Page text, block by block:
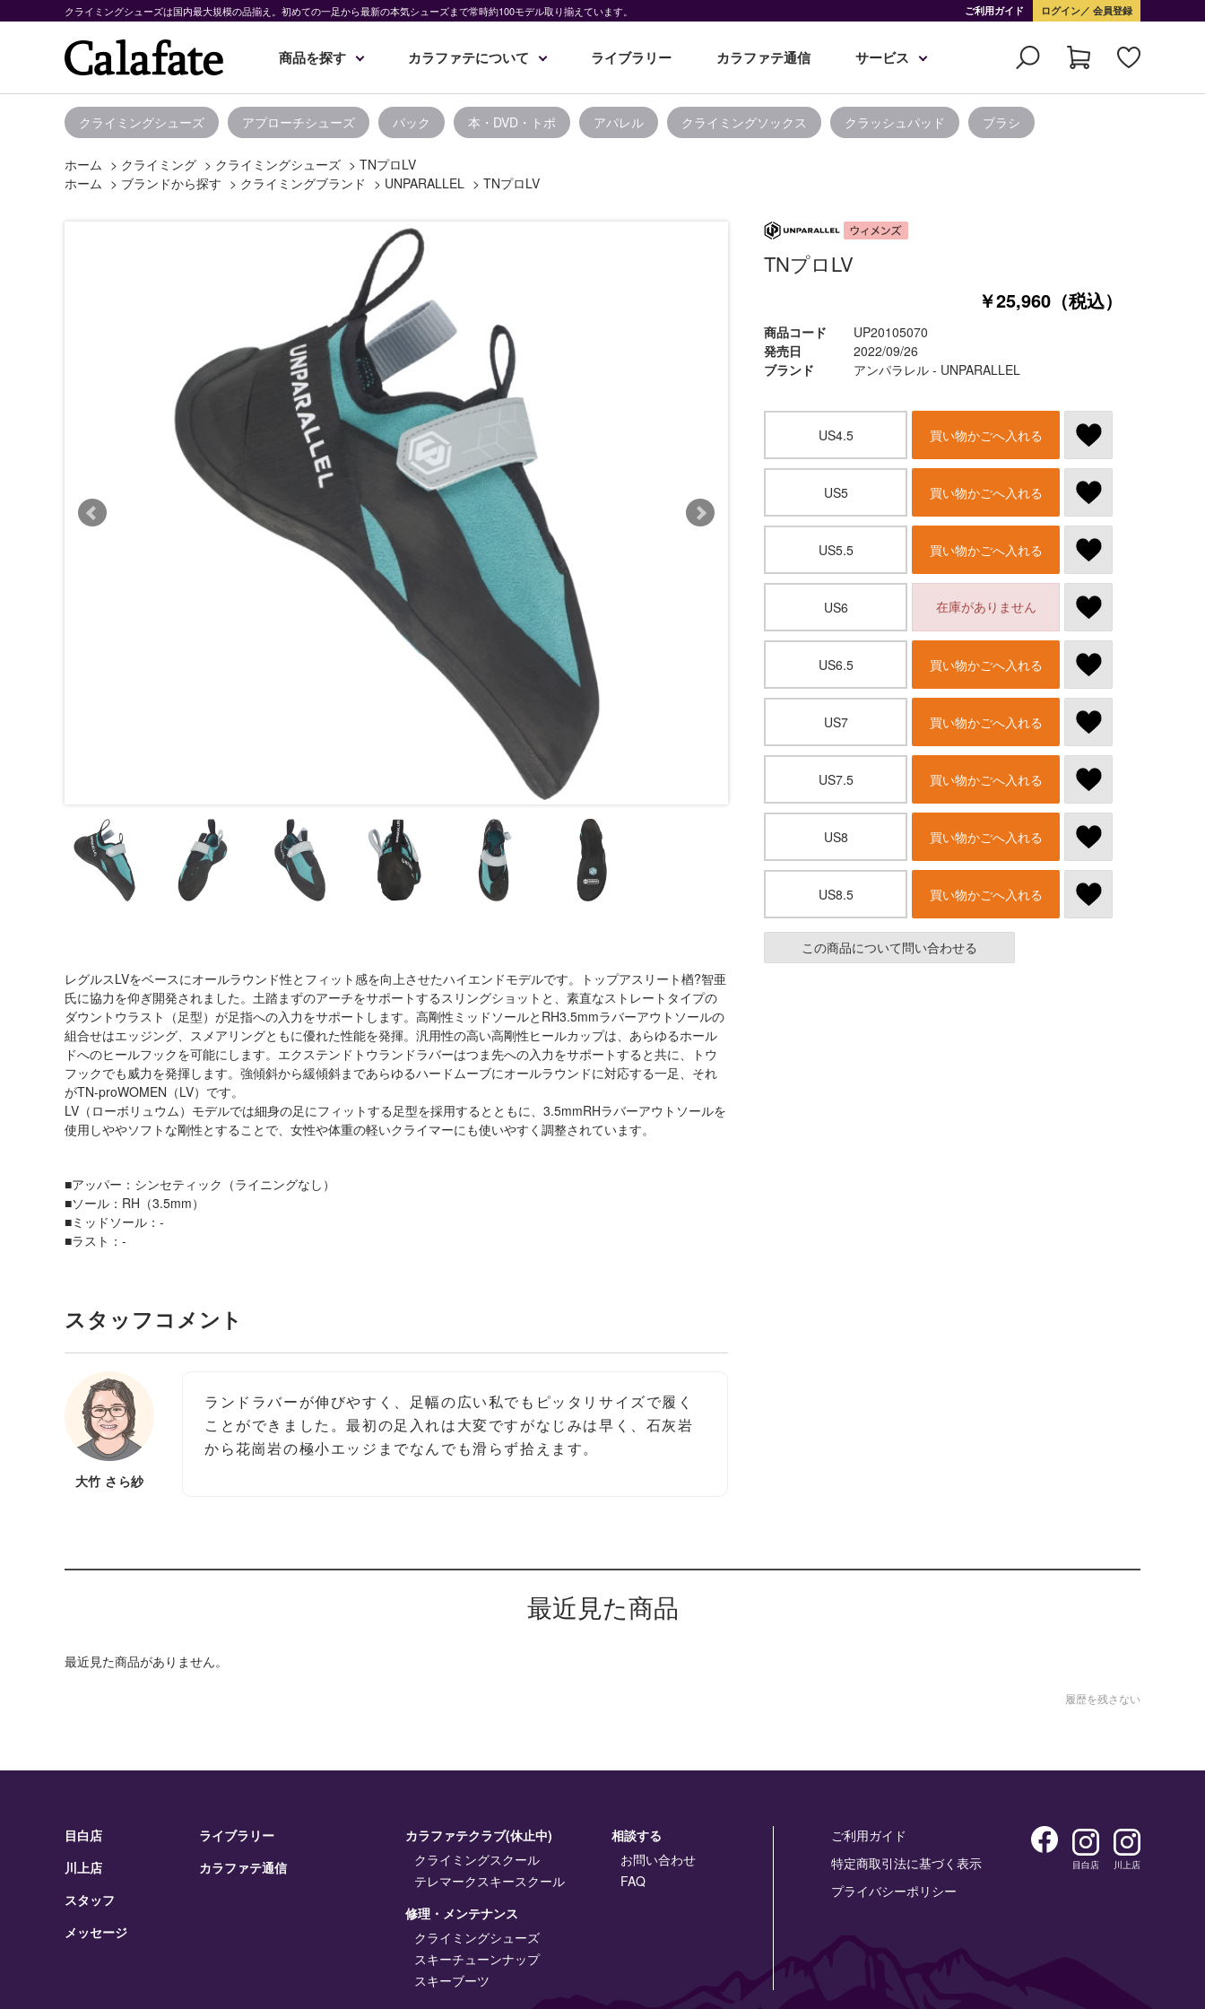
クライミングシューズは国内最大規模の品揃え。初めての一足から最新の本気シューズまで常時約100モデル取り揃えています。 ご利用ガイド ログイン 会員登録
商品を探す カラファテについて ライブラリー カラファテ通信 サービス
クライミングシューズ アプローチシューズ パック 本・DVD・トポ アパレル クライミングソックス クラッシュパッド ブラシ
ホーム > クライミング > クライミングシューズ > TNプロLV
ホーム > ブランドから探す > クライミングブランド > UNPARALLEL > TNプロLV
レグルスLVをベースにオールラウンド性とフィット感を向上させたハイエンドモデルです。トップアスリート楢?智亜
氏に協力を仰ぎ開発されました。土踏まずのアーチをサポートするスリングショットと、素直なストレートタイプの
ダウントウラスト（足型）が足指への入力をサポートします。高剛性ミッドソールとRH3.5mmラバーアウトソールの
組合せはエッジング、スメアリングともに優れた性能を発揮。汎用性の高い高剛性ヒールカップは、あらゆるホール
ドへのヒールフックを可能にします。エクステンドトウランドラバーはつま先への入力をサポートすると共に、トウ
フックでも威力を発揮します。強傾斜から緩傾斜まであらゆるハードムーブにオールラウンドに対応する一足、それ
がTN-proWOMEN（LV）です。
LV（ローボリュウム）モデルでは細身の足にフィットする足型を採用するとともに、3.5mmRHラバーアウトソールを
使用しややソフトな剛性とすることで、女性や体重の軽いクライマーにも使いやすく調整されています。
■アッパー：シンセティック（ライニングなし）
■ソール：RH（3.5mm）
■ミッドソール：-
■ラスト：-
スタッフコメント
大竹 さら紗
ランドラバーが伸びやすく、足幅の広い私でもピッタリサイズで履く
ことができました。最初の足入れは大変ですがなじみは早く、石灰岩
から花崗岩の極小エッジまでなんでも滑らず拾えます。
TNプロLV
￥25,960（税込）
商品コード
UP20105070
発売日
2022/09/26
ブランド
アンパラレル - UNPARALLEL
US4.5 買い物かごへ入れる
US5 買い物かごへ入れる
US5.5 買い物かごへ入れる
US6 在庫がありません
US6.5 買い物かごへ入れる
US7 買い物かごへ入れる
US7.5 買い物かごへ入れる
US8 買い物かごへ入れる
US8.5 買い物かごへ入れる
この商品について問い合わせる
最近見た商品
最近見た商品がありません。
履歴を残さない
目白店
川上店
スタッフ
メッセージ
ライブラリー
カラファテ通信
カラファテクラブ(休止中)
クライミングスクール
テレマークスキースクール
修理・メンテナンス
クライミングシューズ
スキーチューンナップ
スキーブーツ
相談する
お問い合わせ
FAQ
ご利用ガイド
特定商取引法に基づく表示
プライバシーポリシー
目白店 川上店